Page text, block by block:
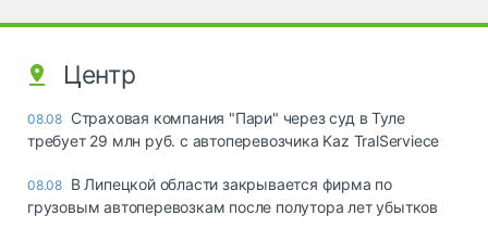
Центр
08.08 Страховая компания "Пари" через суд в Туле
требует 29 млн руб. с автоперевозчика Kaz TralServiece
08.08 В Липецкой области закрывается фирма по
грузовым автоперевозкам после полутора лет убытков